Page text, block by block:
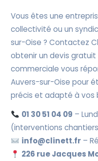
Vous êtes une
collectivité ou un
sur-Oise ? Contactez
obtenir un devis
commerciale vous
Auvers-sur-Oise pour
précis et adapté à vos
01 30 51 04 09 –
(interventions
info@clinett.fr–
226 rue Jacques